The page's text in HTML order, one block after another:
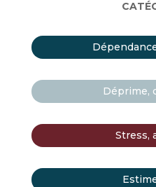
Déprime,
Stress,